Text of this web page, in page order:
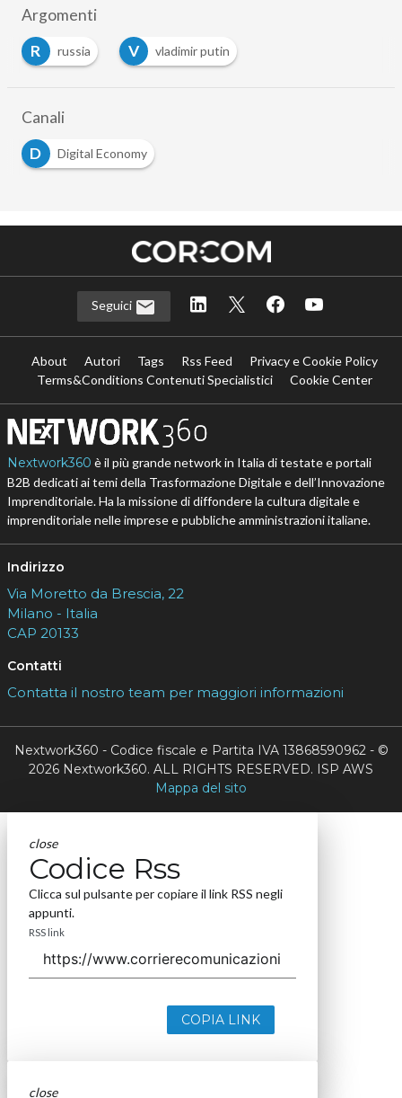
Argomenti
R
russia V vladimir putin
Canali
D
Digital Economy
Seguici
About Autori Tags Rss Feed
Privacy e Cookie Policy
Terms&Conditions Contenuti Specialistici
Cookie Center
Nextwork360 è il più grande network in Italia di testate e portali
B2B dedicati ai temi della Trasformazione Digitale e dell’Innovazione
Imprenditoriale. Ha la missione di diffondere la cultura digitale e
imprenditoriale nelle imprese e pubbliche amministrazioni italiane.
Indirizzo
Via Moretto da Brescia, 22
Milano - Italia
CAP 20133
Contatti
Contatta il nostro team per maggiori informazioni
Nextwork360 - Codice fiscale e Partita IVA 13868590962 - ©
2026 Nextwork360. ALL RIGHTS RESERVED. ISP AWS
Mappa del sito
close
Codice Rss
Clicca sul pulsante per copiare il link RSS negli
appunti.
RSS link
COPIA LINK
close